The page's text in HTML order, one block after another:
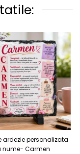
ardezie personalizata
nume- Carmen